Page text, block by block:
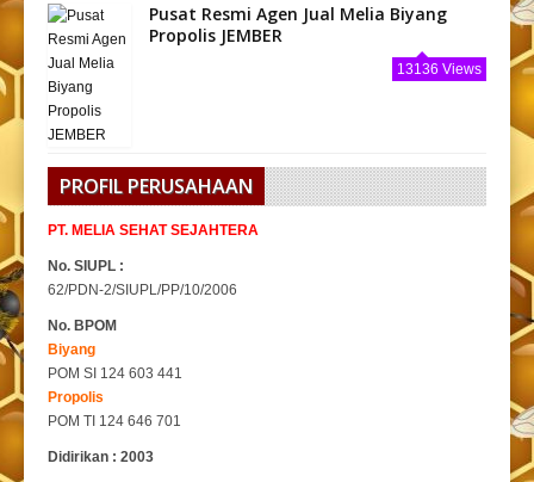
Pusat Resmi Agen Jual Melia Biyang
Propolis JEMBER
13136 Views
PROFIL PERUSAHAAN
PT. MELIA SEHAT SEJAHTERA
No. SIUPL :
62/PDN-2/SIUPL/PP/10/2006
No. BPOM
Biyang
POM SI 124 603 441
Propolis
POM TI 124 646 701
Didirikan : 2003